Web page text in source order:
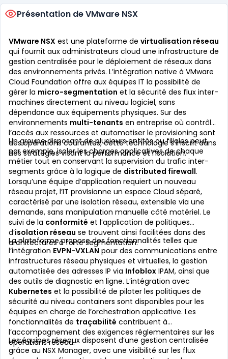
Présentation de VMware NSX
VMware NSX est une plateforme de virtualisation réseau
qui fournit aux administrateurs cloud une infrastructure de
gestion centralisée pour le déploiement de réseaux dans
des environnements privés. L’intégration native à VMware
Cloud Foundation offre aux équipes IT la possibilité de
gérer la micro-segmentation et la sécurité des flux inter-
machines directement au niveau logiciel, sans
dépendance aux équipements physiques. Sur des
environnements multi-tenants en entreprise où contrôler
l’accès aux ressources et automatiser le provisioning sont
des opérations courantes, cette technologie s’inscrit dans
des stratégies visant la performance et l’isolation.
Un groupe disposant de plusieurs entités ou filiales peut,
par exemple, isoler les charges applicatives de chaque
métier tout en conservant la supervision du trafic inter-
segments grâce à la logique de distributed firewall.
Lorsqu’une équipe d’application requiert un nouveau
réseau projet, l’IT provisionne un espace Cloud séparé,
caractérisé par une isolation réseau, extensible via une
demande, sans manipulation manuelle côté matériel. Le
suivi de la conformité et l’application de politiques
d’isolation réseau se trouvent ainsi facilitées dans des
architectures à forte segmentation.
La plateforme propose des fonctionnalités telles que
l’intégration EVPN-VXLAN pour des communications entre
infrastructures réseau physiques et virtuelles, la gestion
automatisée des adresses IP via Infoblox IPAM, ainsi que
des outils de diagnostic en ligne. L’intégration avec
Kubernetes et la possibilité de piloter les politiques de
sécurité au niveau containers sont disponibles pour les
équipes en charge de l’orchestration applicative. Les
fonctionnalités de traçabilité contribuent à
l’accompagnement des exigences réglementaires sur les
opérations réseau.
Les équipes réseaux disposent d’une gestion centralisée
grâce au NSX Manager, avec une visibilité sur les flux